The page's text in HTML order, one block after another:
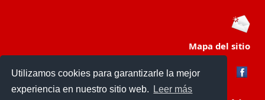
Utilizamos cookies para garantizarle la mejor
experiencia en nuestro sitio web.
Leer más
Mapa del sitio